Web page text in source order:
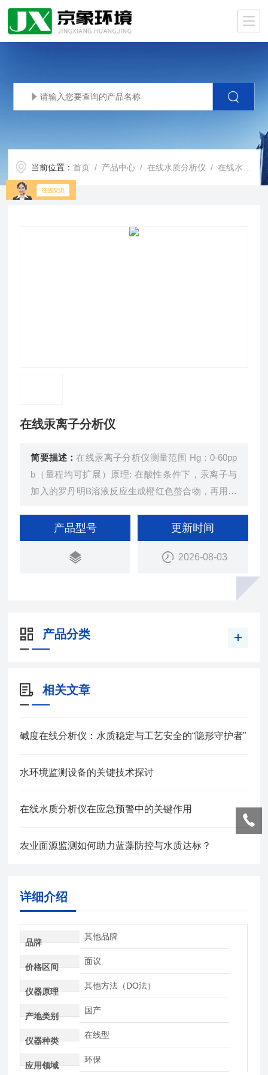
当前位置：首页 / 产品中心 /在线水质分析仪 /在线水质分析仪
在线汞离子分析仪
简要描述：在线汞离子分析仪测量范围 Hg：0-60pp
b（量程均可扩展）原理: 在酸性条件下，汞离子与
加入的罗丹明B溶液反应生成橙红色螯合物，再用加
度，用标准曲线法计算水中的汞含量。
产品型号 更新时间
2026-08-03
产品分类
相关文章
碱度在线分析仪：水质稳定与工艺安全的“隐形守护者”
水环境监测设备的关键技术探讨
在线水质分析仪在应急预警中的关键作用
农业面源监测如何助力蓝藻防控与水质达标？
详细介绍
品牌
其他品牌
价格区间
面议
仪器原理
其他方法（DO法）
产地类别
国产
仪器种类
在线型
应用领域
环保